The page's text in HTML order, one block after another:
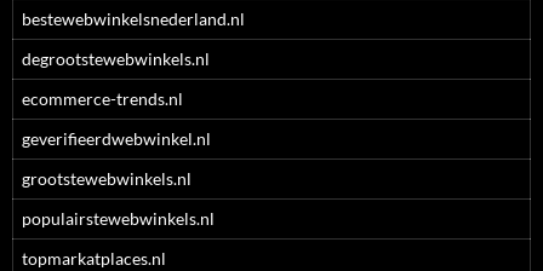
bestewebwinkelsnederland.nl
degrootstewebwinkels.nl
ecommerce-trends.nl
geverifieerdwebwinkel.nl
grootstewebwinkels.nl
populairstewebwinkels.nl
topmarkatplaces.nl